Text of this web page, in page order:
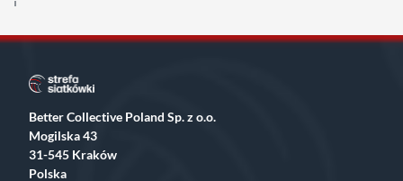
Better Collective Poland Sp. z o.o.
Mogilska 43
31-545 Kraków
Polska